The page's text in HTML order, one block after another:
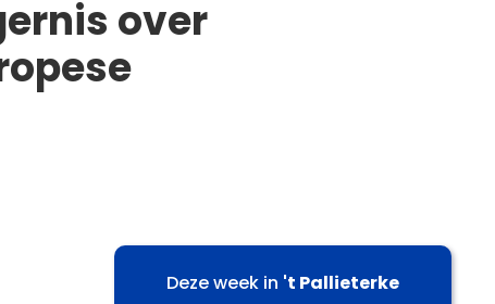
over
Deze week in 't Pallieterke